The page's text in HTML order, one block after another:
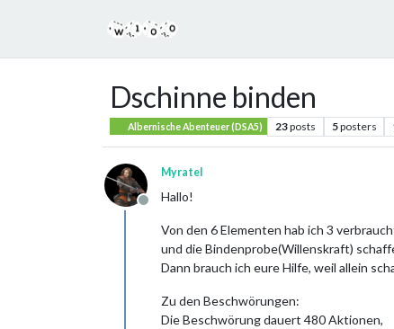
Dschinne binden
Albernische Abenteuer (DSA5) 23posts 5posters
Offline
Myratel
Hallo!
Von den 6 Elementen hab ich 3
und die Bindenprobe(Willenskraft)
Dann brauch ich eure Hilfe, weil allein
Zu den Beschwörungen:
Die Beschwörung dauert 480 Aktionen,